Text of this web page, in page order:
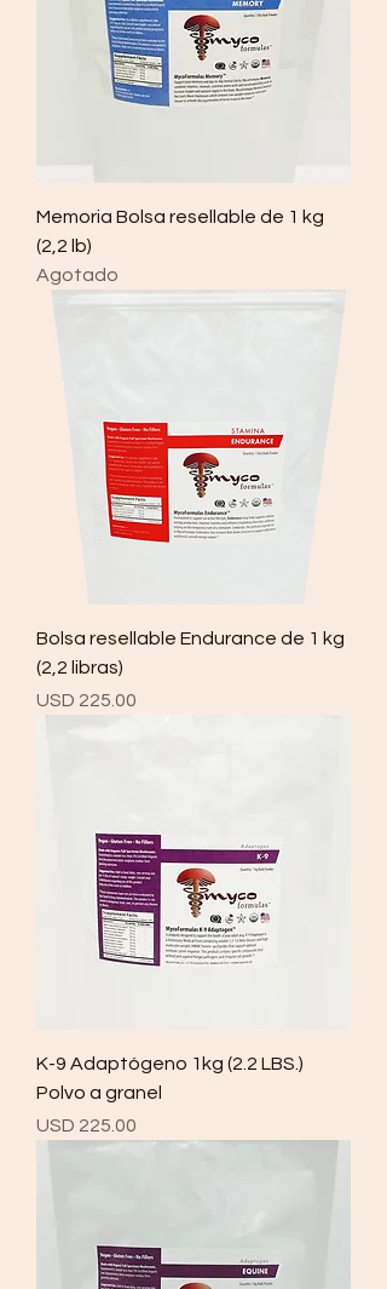
Memoria Bolsa resellable de 1 kg
(2,2 lb)
Agotado
Bolsa resellable Endurance de 1 kg
(2,2 libras)
Precio
USD 225.00
K-9 Adaptógeno 1kg (2.2 LBS.)
Polvo a granel
Precio
USD 225.00